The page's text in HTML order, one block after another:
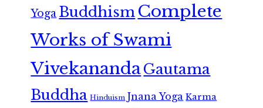
Yoga Buddhism Complete
Works of Swami
VivekanandaGautama
Buddha Hinduism Jnana Yoga Karma